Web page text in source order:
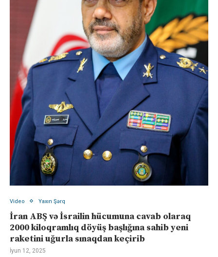
Video Yaxın Şərq
İran ABŞ və İsrailin hücumuna cavab olaraq
2000 kiloqramlıq döyüş başlığına sahib yeni
raketini uğurla sınaqdan keçirib
İyun 12, 2025